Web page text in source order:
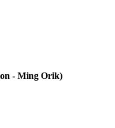
- Ming Orik)